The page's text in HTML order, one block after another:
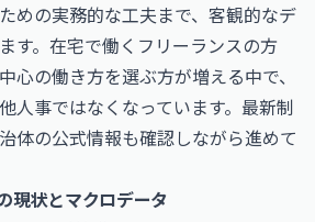
めの実務的な工夫まで、客観的なデ
す。在宅で働くフリーランスの方
心の働き方を選ぶ方が増える中で、
人事ではなくなっています。最新制
体の公式情報も確認しながら進めて
現状とマクロデータ